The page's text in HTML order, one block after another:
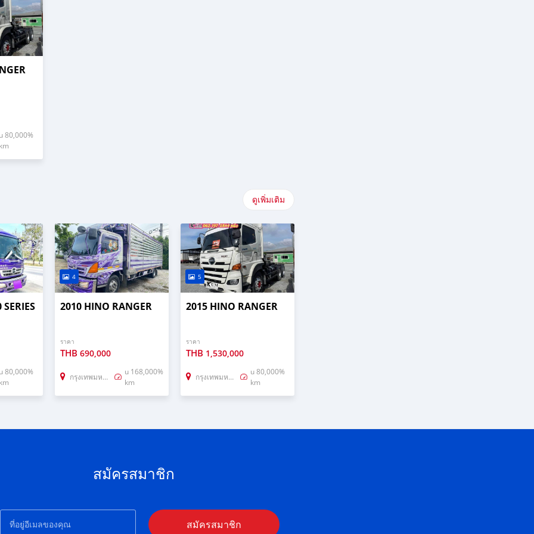
80,000%
ดูเพิ่มเติม
80,000%
4
2010 HINO RANGER
ราคา
THB 690,000
กรุงเทพมหานคร
u 168,000%
km
5
2015 HINO RANGER
ราคา
THB 1,530,000
กรุงเทพมหานคร
u 80,000%
km
สมัครสมาชิก
สมัครสมาชิก